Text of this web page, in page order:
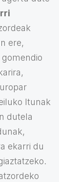
ere,
Itunak
dutela
ekarri du